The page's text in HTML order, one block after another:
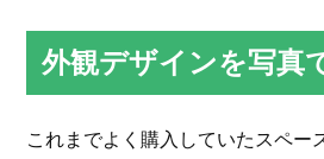
外観デザインを写真
これまでよく購入していたスペー